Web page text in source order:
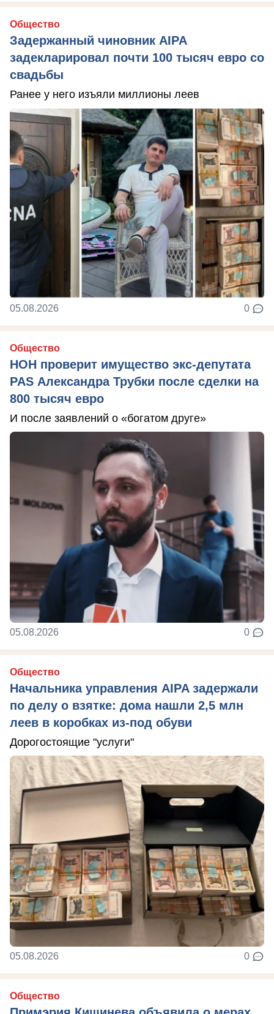
Общество
Задержанный чиновник AIPA
задекларировал почти 100 тысяч евро со
свадьбы
Ранее у него изъяли миллионы леев
05.08.2026 0
Общество
НОН проверит имущество экс-депутата
PAS Александра Трубки после сделки на
800 тысяч евро
И после заявлений о «богатом друге»
05.08.2026 0
Общество
Начальника управления AIPA задержали
по делу о взятке: дома нашли 2,5 млн
леев в коробках из-под обуви
Дорогостоящие "услуги"
05.08.2026 0
Общество